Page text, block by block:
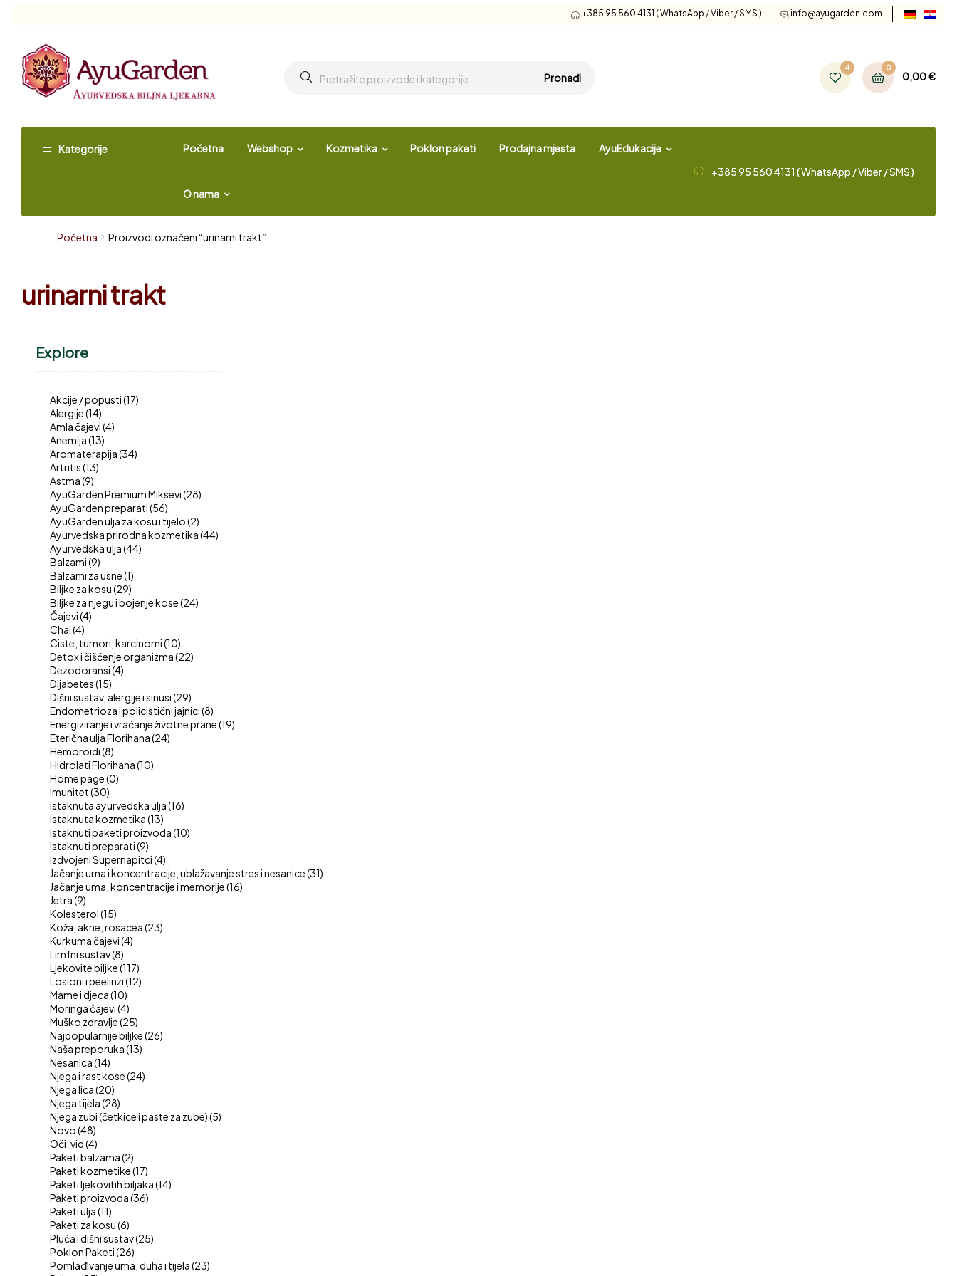
+385 95 560 4131 ( WhatsApp / Viber / SMS ) info@ayugarden.com
Pronađi
4 0
0,00€
Kategorije Početna Webshop Kozmetika Poklon paketi Prodajna mjesta AyuEdukacije
O nama
+385 95 560 4131 ( WhatsApp / Viber / SMS )
Početna Proizvodi označeni “urinarni trakt”
urinarni trakt
Explore
Akcije / popusti(17)
Alergije(14)
Amla čajevi(4)
Anemija(13)
Aromaterapija(34)
Artritis(13)
Astma(9)
AyuGarden Premium Miksevi(28)
AyuGarden preparati(56)
AyuGarden ulja za kosu i tijelo(2)
Ayurvedska prirodna kozmetika(44)
Ayurvedska ulja(44)
Balzami(9)
Balzami za usne(1)
Biljke za kosu(29)
Biljke za njegu i bojenje kose(24)
Čajevi(4)
Chai(4)
Ciste, tumori, karcinomi(10)
Detox i čišćenje organizma(22)
Dezodoransi(4)
Dijabetes(15)
Dišni sustav, alergije i sinusi(29)
Endometrioza i policistični jajnici(8)
Energiziranje i vraćanje životne prane(19)
Eterična ulja Florihana(24)
Hemoroidi(8)
Hidrolati Florihana(10)
Home page(0)
Imunitet(30)
Istaknuta ayurvedska ulja(16)
Istaknuta kozmetika(13)
Istaknuti paketi proizvoda(10)
Istaknuti preparati(9)
Izdvojeni Supernapitci(4)
Jačanje uma i koncentracije, ublažavanje stres i nesanice(31)
Jačanje uma, koncentracije i memorije(16)
Jetra(9)
Kolesterol(15)
Koža, akne, rosacea(23)
Kurkuma čajevi(4)
Limfni sustav(8)
Ljekovite biljke(117)
Losioni i peelinzi(12)
Mame i djeca(10)
Moringa čajevi(4)
Muško zdravlje(25)
Najpopularnije biljke(26)
Naša preporuka(13)
Nesanica(14)
Njega i rast kose(24)
Njega lica(20)
Njega tijela(28)
Njega zubi (četkice i paste za zube)(5)
Novo(48)
Oči, vid(4)
Paketi balzama(2)
Paketi kozmetike(17)
Paketi ljekovitih biljaka(14)
Paketi proizvoda(36)
Paketi ulja(11)
Paketi za kosu(6)
Pluća i dišni sustav(25)
Poklon Paketi(26)
Pomlađivanje uma, duha i tijela(23)